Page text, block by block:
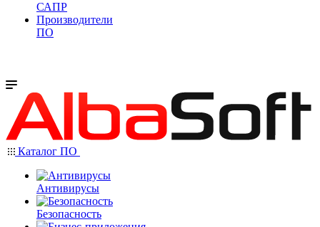
САПР
Производители
ПО
Каталог ПО
Антивирусы
Безопасность